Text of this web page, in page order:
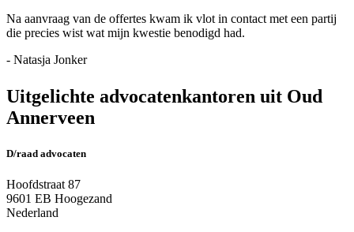
Na aanvraag van de offertes kwam ik vlot in contact met een partij
die precies wist wat mijn kwestie benodigd had.
- Natasja Jonker
Uitgelichte advocatenkantoren uit Oud
Annerveen
D/raad advocaten
Hoofdstraat 87
9601 EB Hoogezand
Nederland